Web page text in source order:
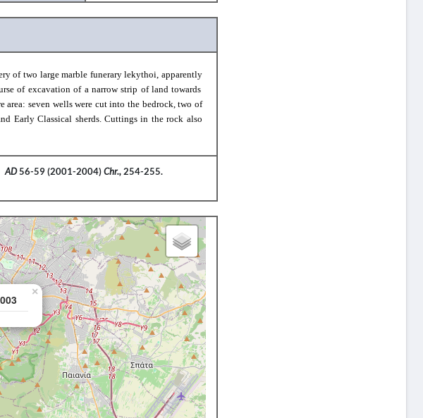
of two large marble funerary lekythoi, apparently
of excavation of a narrow strip of landtowards
area:seven wells were cut into the bedrock,two of
Early Classical sherds. Cuttingsin the rock also
AD56-59 (2001-2004)Chr.,254-255.
×